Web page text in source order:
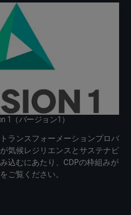
1（バージョン1）
ランスフォーメーションプロバ
気候レジリエンスとサステナビ
込むにあたり、CDPの枠組みが
ご覧ください。